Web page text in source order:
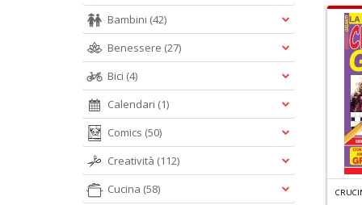
G
RANDI SUDOKU SPECIALE ESTATE N.2 FACILI CRUCIVERBA SPECIALE N.5
Bambini (42)
Benessere (27)
Bici (4)
Calendari (1)
Comics (50)
Creatività (112)
Cucina (58)